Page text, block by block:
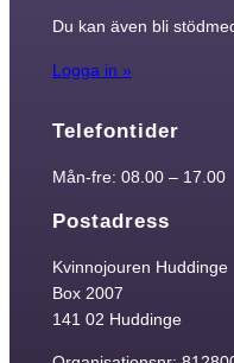
Du kan även bli
Logga in »
Telefontider
Mån-fre: 08.00 – 17.00
Postadress
Kvinnojouren Huddinge
Box 2007
141 02 Huddinge